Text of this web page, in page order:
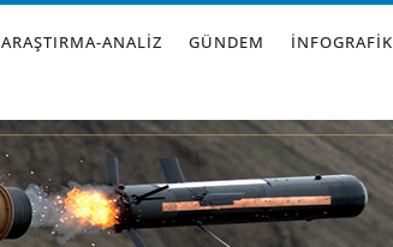
ARAŞTIRMA-ANALIZ GÜNDEM İNFOGRAFIK